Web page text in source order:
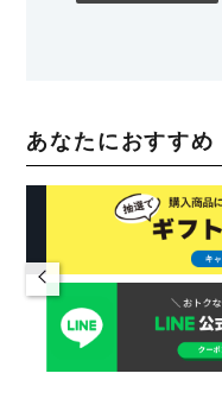
あなたにおすすめ